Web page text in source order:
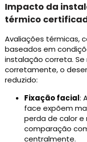
Impacto da
térmico
Avaliações térmicas,
baseados em
instalação correta.
corretamente, o
reduzido:
Fixação facial:
face expõem
perda de calor e
comparação
centralmente.